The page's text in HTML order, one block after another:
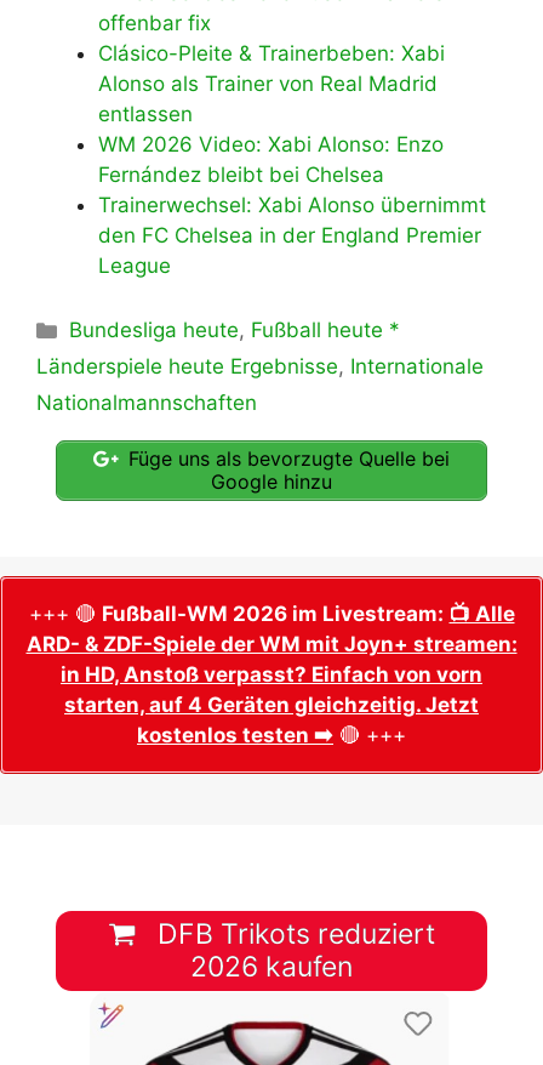
offenbar fix
Clásico-Pleite & Trainerbeben: Xabi
Alonso als Trainer von Real Madrid
entlassen
WM 2026 Video: Xabi Alonso: Enzo
Fernández bleibt bei Chelsea
Trainerwechsel: Xabi Alonso übernimmt
den FC Chelsea in der England Premier
League
Kategorien
Bundesliga heute, Fußball heute *
Länderspiele heute Ergebnisse, Internationale
Nationalmannschaften
Füge uns als bevorzugte Quelle bei
Google hinzu
+++ 🔴 Fußball-WM 2026 im Livestream: 📺 Alle
ARD- & ZDF-Spiele der WM mit Joyn+ streamen:
in HD, Anstoß verpasst? Einfach von vorn
starten, auf 4 Geräten gleichzeitig. Jetzt
kostenlos testen ➡️ 🔴 +++
DFB Trikots reduziert
2026 kaufen